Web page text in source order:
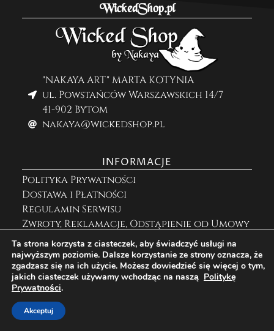
WickedShop.pl
"NAKAYA ART" MARTA KOTYNIA
ul. Powstańców Warszawskich 14/7
41-902 Bytom
nakaya@wickedshop.pl
INFORMACJE
Polityka Prywatności
Dostawa i Płatności
Regulamin Serwisu
Zwroty, Reklamacje, Odstąpienie od Umowy
ZNAJDZIESZ MNIE NA
Ta strona korzysta z ciasteczek, aby świadczyć usługi na
najwyższym poziomie. Dalsze korzystanie ze strony oznacza, że
zgadzasz się na ich użycie. Możesz dowiedzieć się więcej o tym,
jakich ciasteczek używamy wchodząc na naszą Politykę
Prywatności.
Akceptuj